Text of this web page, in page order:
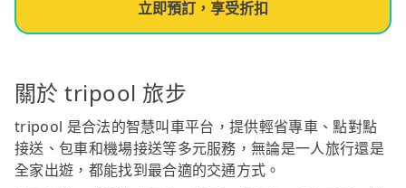
立即預訂，享受折扣
關於 tripool 旅步
tripool 是合法的智慧叫車平台，提供輕省專車、點對點
接送、包車和機場接送等多元服務，無論是一人旅行還是
全家出遊，都能找到最合適的交通方式。